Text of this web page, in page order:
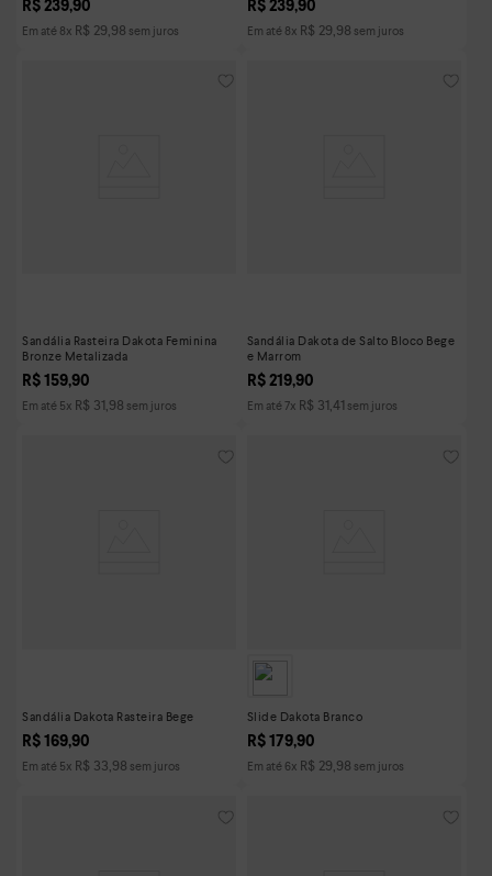
R$ 239,90
Em até 8x R$ 29,98 sem juros
R$ 239,90
Em até 8x R$ 29,98 sem juros
Sandália Rasteira Dakota Feminina
Bronze Metalizada
R$ 159,90
Em até 5x R$ 31,98 sem juros
Sandália Dakota de Salto Bloco Bege
e Marrom
R$ 219,90
Em até 7x R$ 31,41 sem juros
Sandália Dakota Rasteira Bege
R$ 169,90
Em até 5x R$ 33,98 sem juros
Slide Dakota Branco
R$ 179,90
Em até 6x R$ 29,98 sem juros